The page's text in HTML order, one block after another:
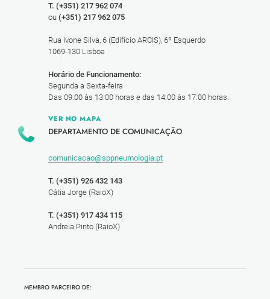
T. (+351) 217 962 074
ou (+351) 217 962 075
Rua Ivone Silva, 6 (Edifício ARCIS), 6º Esquerdo
1069-130 Lisboa
Horário de Funcionamento:
Segunda a Sexta-feira
Das 09:00 às 13:00 horas e das 14:00 às 17:00 horas.
VER NO MAPA
DEPARTAMENTO DE COMUNICAÇÃO
comunicacao@sppneumologia.pt
T. (+351) 926 432 143
Cátia Jorge (RaioX)
T. (+351) 917 434 115
Andreia Pinto (RaioX)
MEMBRO PARCEIRO DE: